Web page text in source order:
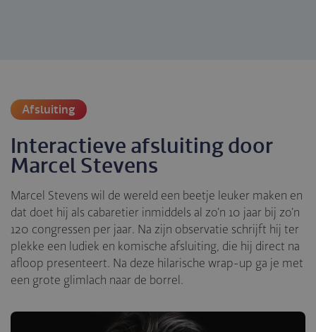
Afsluiting
Interactieve afsluiting door
Marcel Stevens
Marcel Stevens wil de wereld een beetje leuker maken en
dat doet hij als cabaretier inmiddels al zo’n 10 jaar bij zo’n
120 congressen per jaar. Na zijn observatie schrijft hij ter
plekke een ludiek en komische afsluiting, die hij direct na
afloop presenteert. Na deze hilarische wrap-up ga je met
een grote glimlach naar de borrel.